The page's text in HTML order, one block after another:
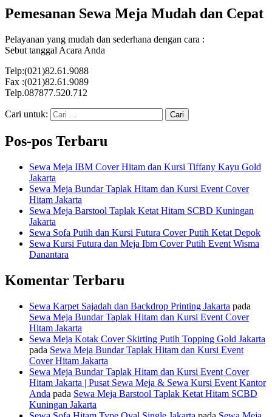
Pemesanan Sewa Meja Mudah dan Cepat
Pelayanan yang mudah dan sederhana dengan cara :
Sebut tanggal Acara Anda
Telp:(021)82.61.9088
Fax :(021)82.61.9089
Telp.087877.520.712
Cari untuk:
Pos-pos Terbaru
Sewa Meja IBM Cover Hitam dan Kursi Tiffany Kayu Gold
Jakarta
Sewa Meja Bundar Taplak Hitam dan Kursi Event Cover
Hitam Jakarta
Sewa Meja Barstool Taplak Ketat Hitam SCBD Kuningan
Jakarta
Sewa Sofa Putih dan Kursi Futura Cover Putih Ketat Depok
Sewa Kursi Futura dan Meja Ibm Cover Putih Event Wisma
Danantara
Komentar Terbaru
Sewa Karpet Sajadah dan Backdrop Printing Jakarta pada
Sewa Meja Bundar Taplak Hitam dan Kursi Event Cover
Hitam Jakarta
Sewa Meja Kotak Cover Skirting Putih Topping Gold Jakarta
pada Sewa Meja Bundar Taplak Hitam dan Kursi Event
Cover Hitam Jakarta
Sewa Meja Bundar Taplak Hitam dan Kursi Event Cover
Hitam Jakarta | Pusat Sewa Meja & Sewa Kursi Event Kantor
Anda pada Sewa Meja Barstool Taplak Ketat Hitam SCBD
Kuningan Jakarta